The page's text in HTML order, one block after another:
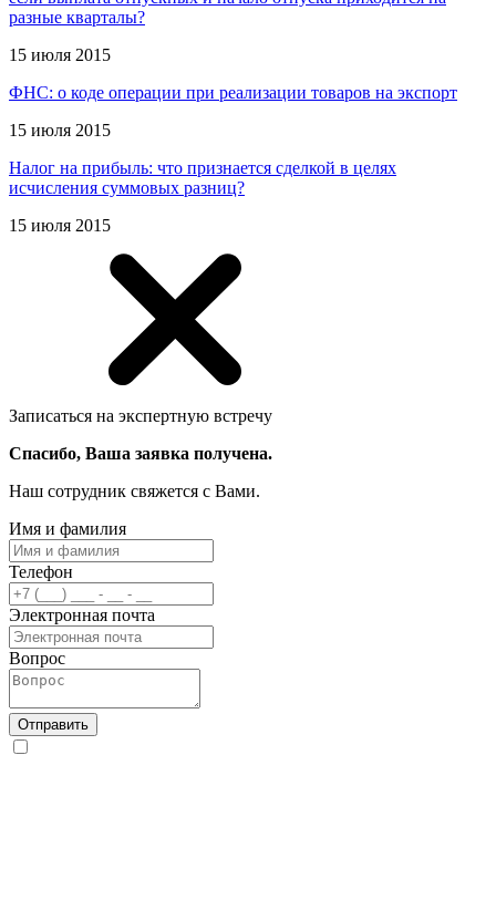
разные кварталы?
15 июля 2015
ФНС: о коде операции при реализации товаров на экспорт
15 июля 2015
Налог на прибыль: что признается сделкой в целях
исчисления суммовых разниц?
15 июля 2015
Записаться на экспертную встречу
Спасибо, Ваша заявка получена.
Наш сотрудник свяжется с Вами.
Имя и фамилия
Телефон
Электронная почта
Вопрос
Отправить